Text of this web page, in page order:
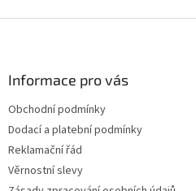
Informace pro vás
Obchodní podmínky
Dodací a platební podmínky
Reklamační řád
Věrnostní slevy